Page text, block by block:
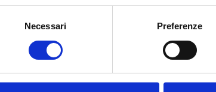
Necessari Preferenze
Altre esperienze, attività ed incarichi
Gruppi e diversificazione bancaria;
management; corporate governance e